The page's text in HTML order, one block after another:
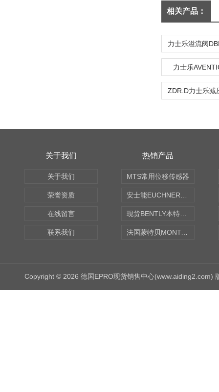
相关产品：
力士乐
关于我们
关于我们
荣誉资质
在线留言
联系我们
热销产品
MTS常用位移传感器
法国蒙特贝MONTABERT打壳机凿岩机Z92
Copyright © 2026 德国EPRO现货销售中心(www.aiding2.com)